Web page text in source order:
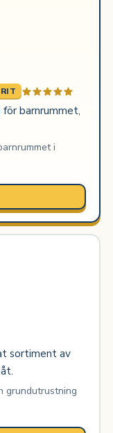
barnrummet,
i
sortiment av
grundutrustning